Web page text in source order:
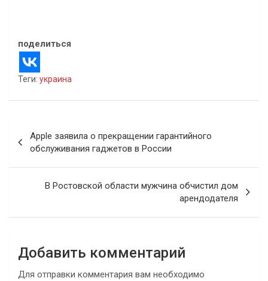
поделиться
Теги: украина
по
записям
Apple заявила о прекращении гарантийного
обслуживания гаджетов в России
В Ростовской области мужчина обчистил дом
арендодателя
Добавить комментарий
Для отправки комментария вам необходимо